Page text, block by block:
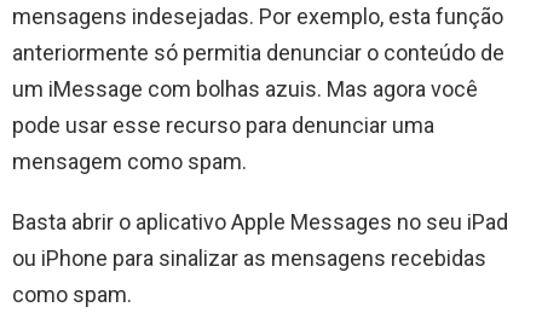
mensagens indesejadas. Por exemplo, esta função
anteriormente só permitia denunciar o conteúdo de
um iMessage com bolhas azuis. Mas agora você
pode usar esse recurso para denunciar uma
mensagem como spam.
Basta abrir o aplicativo Apple Messages no seu iPad
ou iPhone para sinalizar as mensagens recebidas
como spam.